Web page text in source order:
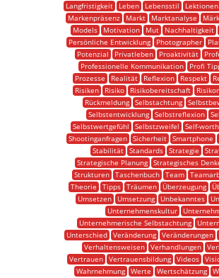
Langfristigkeit
Leben Lebensstil Lektionen
Markenpräsenz
Markt Marktanalyse
Models
Motivation Mut Nachhaltigkeit
Persönliche Entwicklung
Photographer
Potenzial
Privatleben Proaktivität
Professionelle Kommunikation
Profi
Prozesse
Realität Reflexion Respekt
Risiken
Risiko Risikobereitschaft
Rückmeldung
Selbstachtung
Selbstentwicklung Selbstreflexion
Selbstwertgefühl
Selbstzweifel Self-worth
Shootinganfragen
Sicherheit Smartphone
Stabilität Standards Strategie
Strategische Planung
Strategisches
Strukturen
Taschenbuch Team
Theorie
Tipps Träumen Überzeugung
Umsetzen
Umsetzung Unbekanntes
Unternehmenskultur
Unternehmerische Selbstachtung
Unterschied
Veränderung Veränderungen
Verhaltensweisen
Verhandlungen
Vertrauen
Vertrauensbildung Videos
Wahrnehmung
Werte Wertschätzung